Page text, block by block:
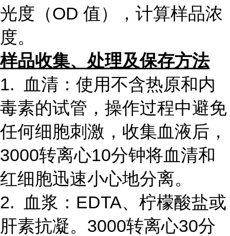
光度（OD 值），计算样品浓
度。
样品收集、处理及保存方法
1. 血清：使用不含热原和内
毒素的试管，操作过程中避免
任何细胞刺激，收集血液后，
3000转离心10分钟将血清和
红细胞迅速小心地分离。
2. 血浆：EDTA、柠檬酸盐或
肝素抗凝。3000转离心30分